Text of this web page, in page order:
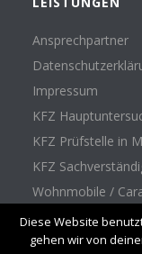
Ansprechpartner
Impressum
KFZ
KFZ Prüfstelle in
KFZ
Wohnmobile /
Diese Website
gehen wir von